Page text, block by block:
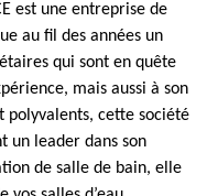
est une entreprise de
au fil des années un
qui sont en quête
mais aussi à son
polyvalents, cette société
un leader dans son
de salle de bain, elle